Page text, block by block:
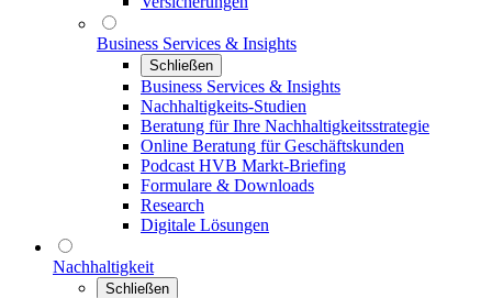
Business Services & Insights
Schließen
Business Services & Insights
Nachhaltigkeits-Studien
Beratung für Ihre Nachhaltigkeitsstrategie
Online Beratung für Geschäftskunden
Podcast HVB Markt-Briefing
Formulare & Downloads
Research
Digitale Lösungen
Nachhaltigkeit
Schließen